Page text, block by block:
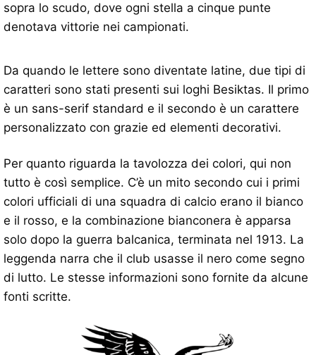
sopra lo scudo, dove ogni stella a cinque punte
denotava vittorie nei campionati.
Da quando le lettere sono diventate latine, due tipi di
caratteri sono stati presenti sui loghi Besiktas. Il primo
è un sans-serif standard e il secondo è un carattere
personalizzato con grazie ed elementi decorativi.
Per quanto riguarda la tavolozza dei colori, qui non
tutto è così semplice. C’è un mito secondo cui i primi
colori ufficiali di una squadra di calcio erano il bianco
e il rosso, e la combinazione bianconera è apparsa
solo dopo la guerra balcanica, terminata nel 1913. La
leggenda narra che il club usasse il nero come segno
di lutto. Le stesse informazioni sono fornite da alcune
fonti scritte.